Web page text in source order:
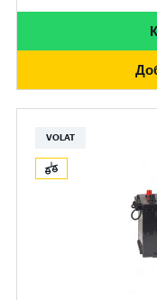
VOLAT